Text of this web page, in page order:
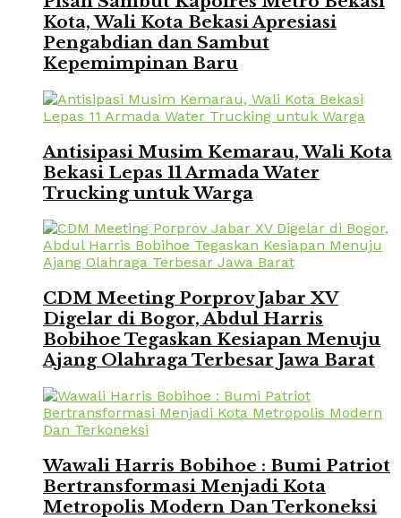
Kota, Wali Kota Bekasi Apresiasi
Pengabdian dan Sambut
Kepemimpinan Baru
Antisipasi Musim Kemarau, Wali Kota
Bekasi Lepas 11 Armada Water
Trucking untuk Warga
CDM Meeting Porprov Jabar XV
Digelar di Bogor, Abdul Harris
Bobihoe Tegaskan Kesiapan Menuju
Ajang Olahraga Terbesar Jawa Barat
Wawali Harris Bobihoe : Bumi Patriot
Bertransformasi Menjadi Kota
Metropolis Modern Dan Terkoneksi